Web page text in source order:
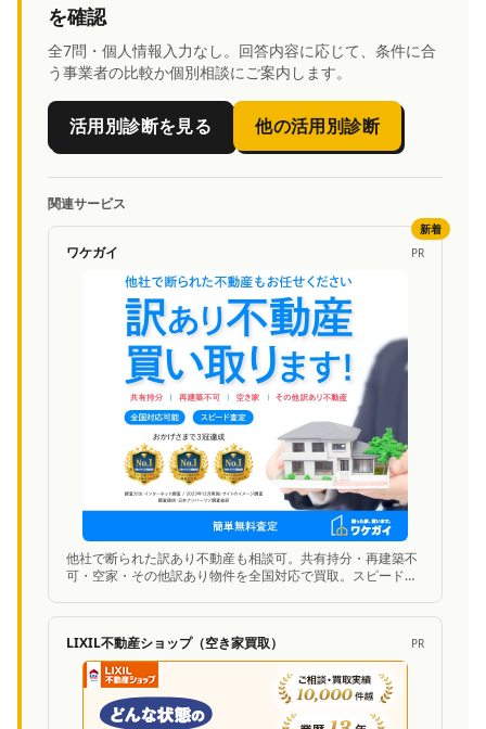
を確認
全7問・個人情報入力なし。回答内容に応じて、条件に合
う事業者の比較か個別相談にご案内します。
活用別診断を見る 他の活用別診断
関連サービス
ワケガイ PR
他社で断られた訳あり不動産も相談可。共有持分・再建築不
可・空家・その他訳あり物件を全国対応で買取。スピード査
新着
LIXIL不動産ショップ（空き家買取） PR